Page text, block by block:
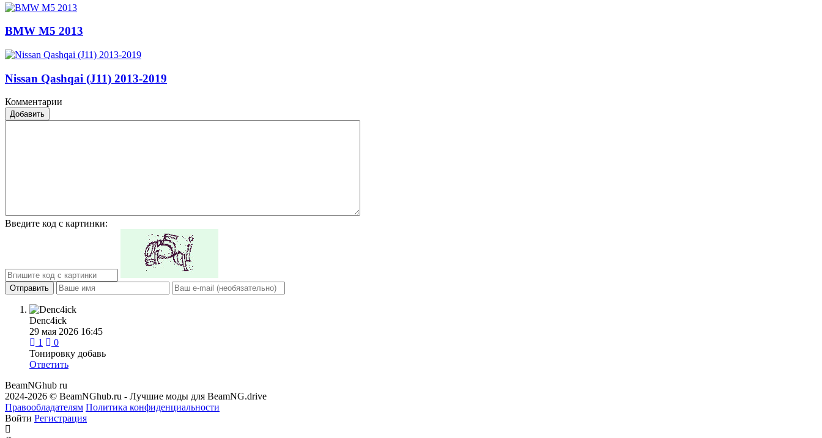
BMW M5 2013
Nissan Qashqai (J11) 2013-2019
Комментарии
Добавить
Введите код с картинки:
Отправить
Denc4ick
29 мая 2026 16:45
1
0
Тонировку добавь
Ответить
BeamNGhub ru
2024-2026 © BeamNGhub.ru - Лучшие моды для BeamNG.drive
Правообладателям Политика конфиденциальности
Войти Регистрация